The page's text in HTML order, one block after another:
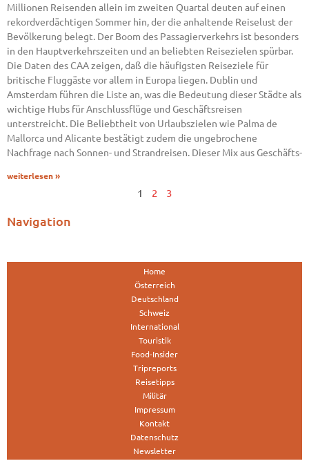
Millionen Reisenden allein im zweiten Quartal deuten auf einen
rekordverdächtigen Sommer hin, der die anhaltende Reiselust der
Bevölkerung belegt. Der Boom des Passagierverkehrs ist besonders
in den Hauptverkehrszeiten und an beliebten Reisezielen spürbar.
Die Daten des CAA zeigen, daß die häufigsten Reiseziele für
britische Fluggäste vor allem in Europa liegen. Dublin und
Amsterdam führen die Liste an, was die Bedeutung dieser Städte als
wichtige Hubs für Anschlussflüge und Geschäftsreisen
unterstreicht. Die Beliebtheit von Urlaubszielen wie Palma de
Mallorca und Alicante bestätigt zudem die ungebrochene
Nachfrage nach Sonnen- und Strandreisen. Dieser Mix aus Geschäfts-
weiterlesen »
1 2 3
Navigation
Home
Österreich
Deutschland
Schweiz
International
Touristik
Food-Insider
Tripreports
Reisetipps
Militär
Impressum
Kontakt
Datenschutz
Newsletter